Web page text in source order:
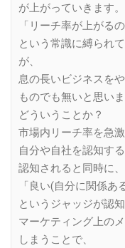
が上がっていきます。
「リーチ率が上がる
という常識に縛られ
が、
息の長いビジネスを
ものでも無いと思いま
どういうことか？
市場内リーチ率を急
自分や自社を認知す
認知されると同時に、
「良い(自分に関係あ
というジャッジが認
マーケティング上の
しまうことで、